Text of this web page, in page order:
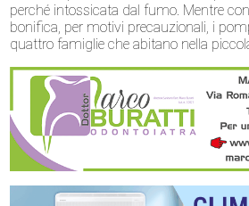
perché intossicata dal fumo. Mentre
bonifica, per motivi precauzionali, i
quattro famiglie che abitano nella